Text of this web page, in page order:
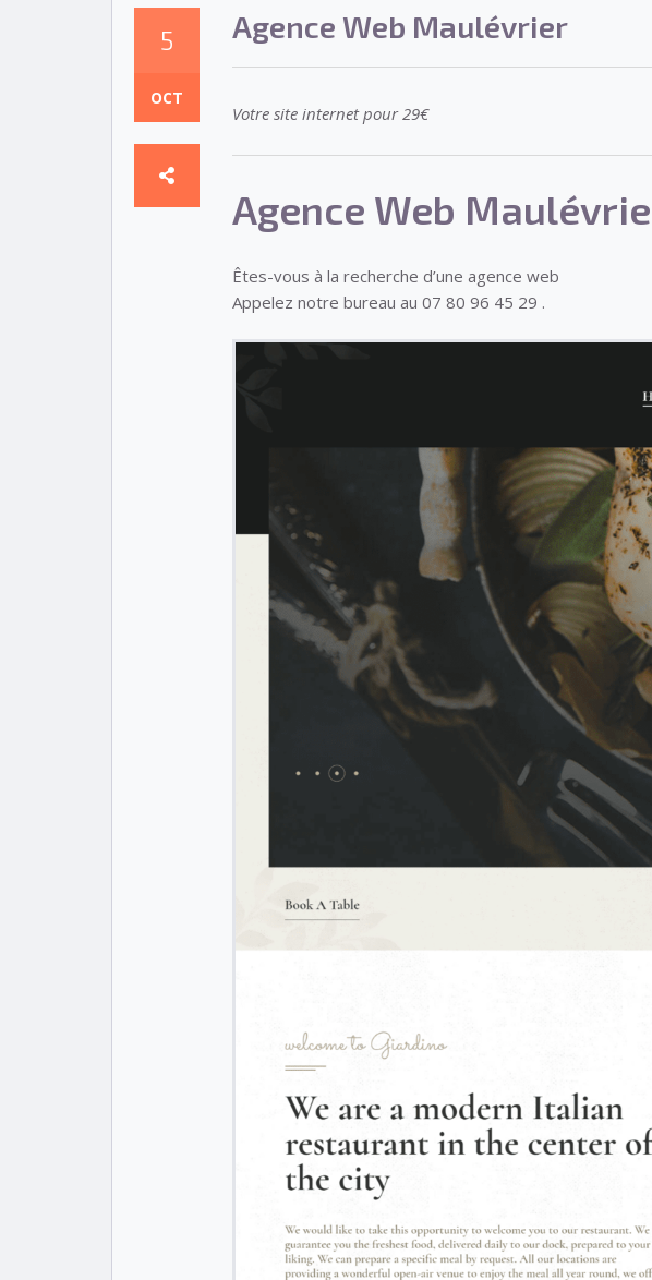
5
OCT
Agence Web Maulévrier
Votre site internet pour 29€
Agence Web
Êtes-vous à la recherche d’une agence web
Appelez notre bureau au 07 80 96 45 29 .